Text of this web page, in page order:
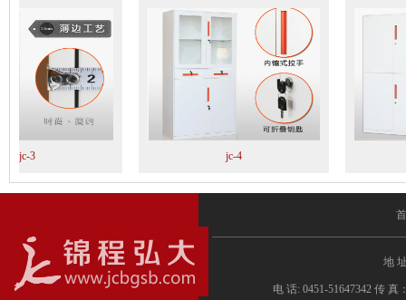
地
电 话: 0451-51647342 传 真